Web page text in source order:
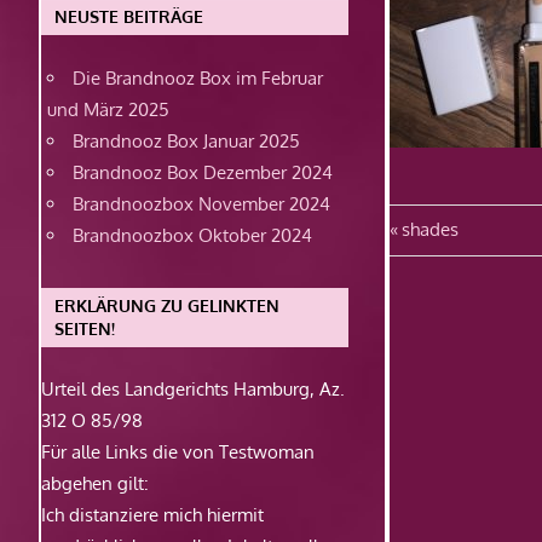
Vorheriger
Beitrag:
shades
NEUSTE BEITRÄGE
Die Brandnooz Box im Februar
und März 2025
Brandnooz Box Januar 2025
Brandnooz Box Dezember 2024
Brandnoozbox November 2024
Brandnoozbox Oktober 2024
ERKLÄRUNG ZU GELINKTEN
SEITEN!
Urteil des Landgerichts Hamburg, Az.
312 O 85/98
Für alle Links die von Testwoman
abgehen gilt:
Ich distanziere mich hiermit